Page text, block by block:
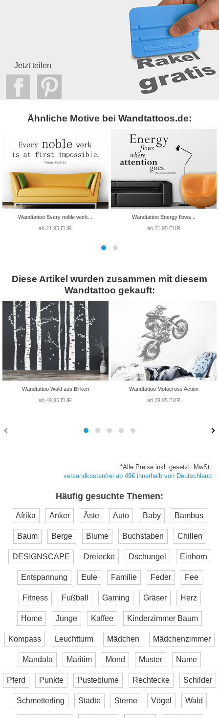
Jetzt teilen
Ähnliche Motive bei Wandtattoos.de:
Wandtattoo Every noble work...
ab 21,95 EUR
Wandtattoo Energy flows...
ab 21,95 EUR
Diese Artikel wurden zusammen mit diesem
Wandtattoo gekauft:
Wandtattoo Wald aus Birken
ab 49,95 EUR
Wandtattoo Motocross Action
ab 29,95 EUR
*Alle Preise inkl. gesetzl. MwSt.
versandkostenfrei ab 49€ innerhalb von Deutschland
Häufig gesuchte Themen:
Afrika Anker Äste Auto Baby Bambus
Baum Berge Blume Buchstaben Chillen
DESIGNSCAPE Dreiecke Dschungel Einhorn
Entspannung Eule Familie Feder Fee
Fitness Fußball Gaming Gräser Herz
Home Junge Kaffee Kinderzimmer Baum
Kompass Leuchtturm Mädchen Mädchenzimmer
Mandala Maritim Mond Muster Name
Pferd Punkte Pusteblume Rechtecke Schilder
Schmetterling Städte Sterne Vögel Wald